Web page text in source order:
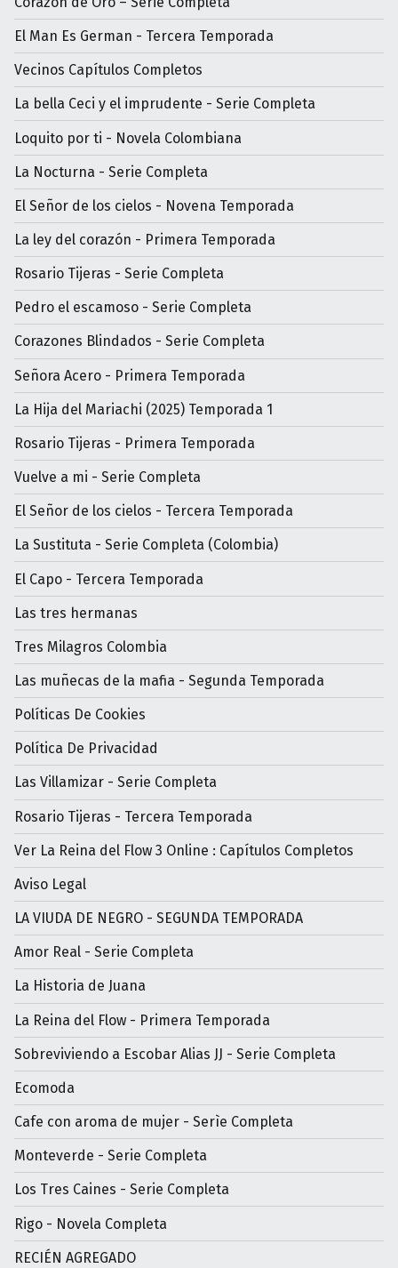
El Man Es German - Tercera Temporada
Vecinos Capítulos Completos
La bella Ceci y el imprudente - Serie Completa
Loquito por ti - Novela Colombiana
La Nocturna - Serie Completa
El Señor de los cielos - Novena Temporada
La ley del corazón - Primera Temporada
Rosario Tijeras - Serie Completa
Pedro el escamoso - Serie Completa
Corazones Blindados - Serie Completa
Señora Acero - Primera Temporada
La Hija del Mariachi (2025) Temporada 1
Rosario Tijeras - Primera Temporada
Vuelve a mi - Serie Completa
El Señor de los cielos - Tercera Temporada
La Sustituta - Serie Completa (Colombia)
El Capo - Tercera Temporada
Las tres hermanas
Tres Milagros Colombia
Las muñecas de la mafia - Segunda Temporada
Políticas De Cookies
Política De Privacidad
Las Villamizar - Serie Completa
Rosario Tijeras - Tercera Temporada
Ver La Reina del Flow 3 Online : Capítulos Completos
Aviso Legal
LA VIUDA DE NEGRO - SEGUNDA TEMPORADA
Amor Real - Serie Completa
La Historia de Juana
La Reina del Flow - Primera Temporada
Sobreviviendo a Escobar Alias JJ - Serie Completa
Ecomoda
Cafe con aroma de mujer - Serìe Completa
Monteverde - Serie Completa
Los Tres Caines - Serie Completa
Rigo - Novela Completa
RECIÉN AGREGADO